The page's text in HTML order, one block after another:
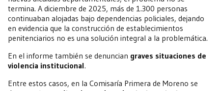
termina. A diciembre de 2025, más de 1.300 personas
continuaban alojadas bajo dependencias policiales, dejando
en evidencia que la construcción de establecimientos
penitenciarios no es una solución integral a la problemática.
En el informe también se denuncian graves situaciones de
violencia institucional.
Entre estos casos, en la Comisaría Primera de Moreno se